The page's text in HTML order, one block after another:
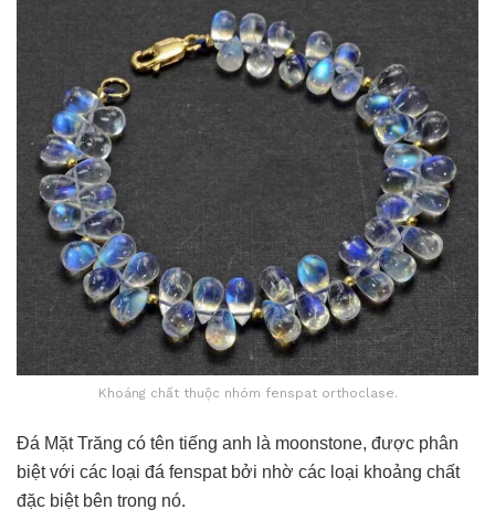
Khoáng chất thuộc nhóm fenspat orthoclase.
Đá Mặt Trăng có tên tiếng anh là moonstone, được phân
biệt với các loại đá fenspat bởi nhờ các loại khoảng chất
đặc biệt bên trong nó.